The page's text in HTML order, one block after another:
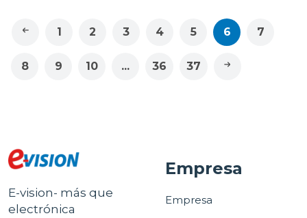
1 2 3 4 5 6 7
8 9 10 ... 36 37
E-vision- más que
electrónica
Empresa
Empresa